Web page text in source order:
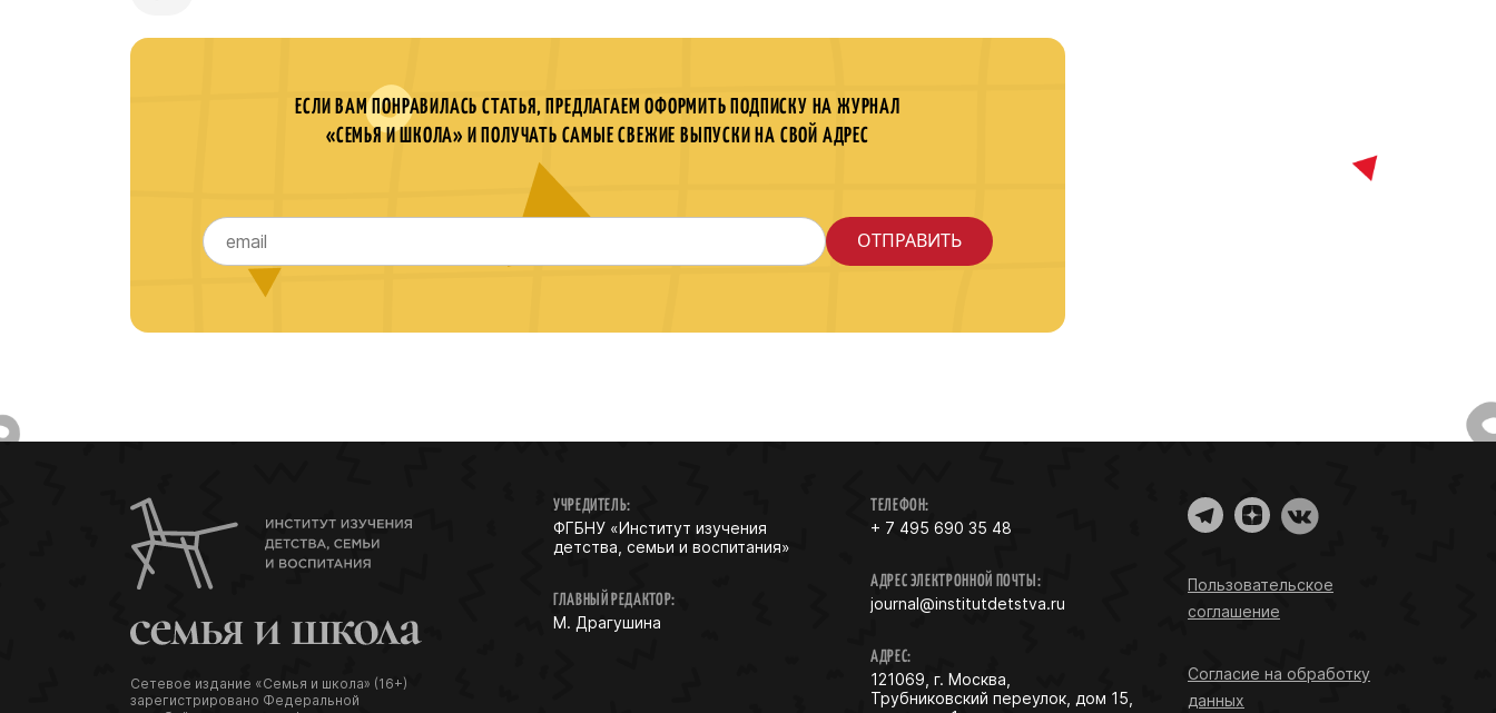
ЕСЛИ ВАМ ПОНРАВИЛАСЬ СТАТЬЯ, ПРЕДЛАГАЕМ ОФОРМИТЬ ПОДПИСКУ НА ЖУРНАЛ
«СЕМЬЯ И ШКОЛА» И ПОЛУЧАТЬ САМЫЕ СВЕЖИЕ ВЫПУСКИ НА СВОЙ АДРЕС
Сетевое издание «Семья и школа» (16+)
зарегистрировано Федеральной
УЧРЕДИТЕЛЬ:
ФГБНУ «Институт изучения
детства, семьи и воспитания»
ГЛАВНЫЙ РЕДАКТОР:
М. Драгушина
ТЕЛЕФОН:
+ 7 495 690 35 48
АДРЕС ЭЛЕКТРОННОЙ ПОЧТЫ:
journal@institutdetstva.ru
АДРЕС:
121069, г. Москва,
Трубниковский переулок, дом 15,
Пользовательское
соглашение
Согласие на обработку
данных